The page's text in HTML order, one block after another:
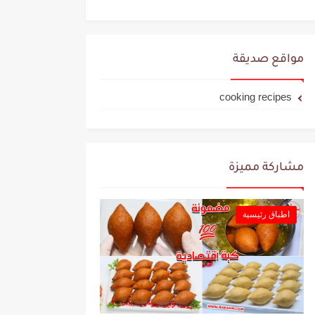
مواقع صديقة
cooking recipes
مشاركة مميزة
اطباق رئيسية